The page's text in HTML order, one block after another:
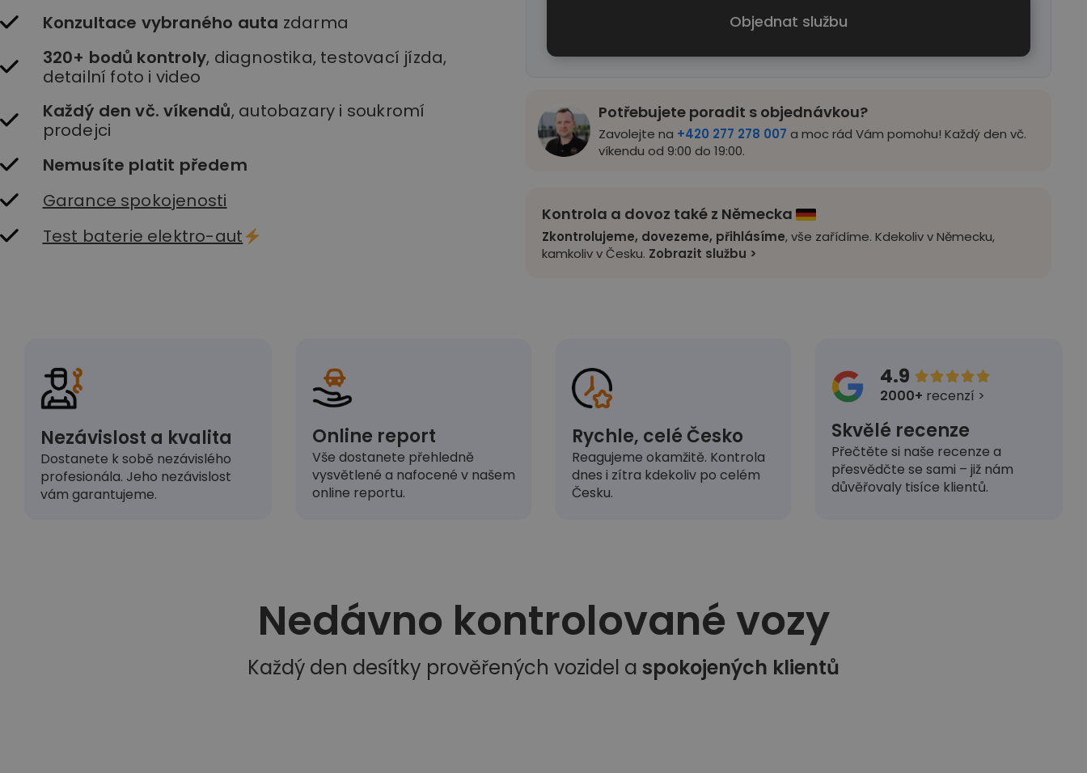
Konzultace vybraného auta zdarma
320+ bodů kontroly, diagnostika, testovací jízda,
detailní foto i video
Každý den vč. víkendů, autobazary i soukromí
prodejci
Nemusíte platit předem
Garance spokojenosti
Test baterie elektro-aut
Objednat službu
Potřebujete poradit s objednávkou?
Zavolejte na +420 277 278 007 a moc rád Vám pomohu! Každý den vč.
víkendu od 9:00 do 19:00.
Kontrola a dovoz také z Německa
Zkontrolujeme, dovezeme, přihlásíme, vše zařídíme. Kdekoliv v Německu,
kamkoliv v Česku. Zobrazit službu >
Nezávislost a kvalita
Dostanete k sobě nezávislého
profesionála. Jeho nezávislost
vám garantujeme.
Online report
Vše dostanete přehledně
vysvětlené a nafocené v našem
online reportu.
Rychle, celé Česko
Reagujeme okamžitě. Kontrola
dnes i zítra kdekoliv po celém
Česku.
4.9 
2000+ recenzí >
Skvělé recenze
Přečtěte si naše recenze a
přesvědčte se sami – již nám
důvěřovaly tisíce klientů.
Nedávno kontrolované vozy​
Každý den desítky prověřených vozidel a spokojených klientů